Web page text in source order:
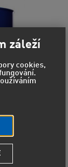
záleží
cookies,